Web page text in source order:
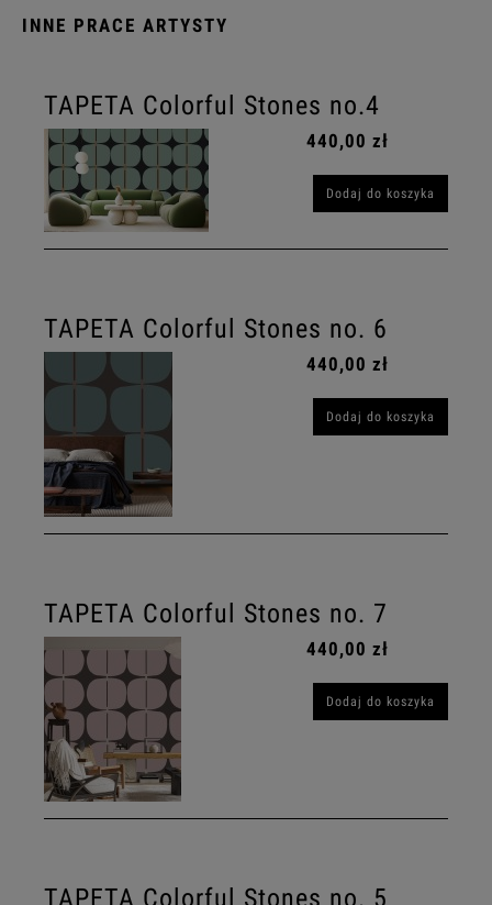
INNE PRACE ARTYSTY
TAPETA Colorful Stones no.4
440,00 zł
Dodaj do koszyka
TAPETA Colorful Stones no. 6
440,00 zł
Dodaj do koszyka
TAPETA Colorful Stones no. 7
440,00 zł
Dodaj do koszyka
TAPETA Colorful Stones no. 5